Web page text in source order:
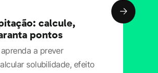
calcule,
pontos
a prever
solubilidade, efeito